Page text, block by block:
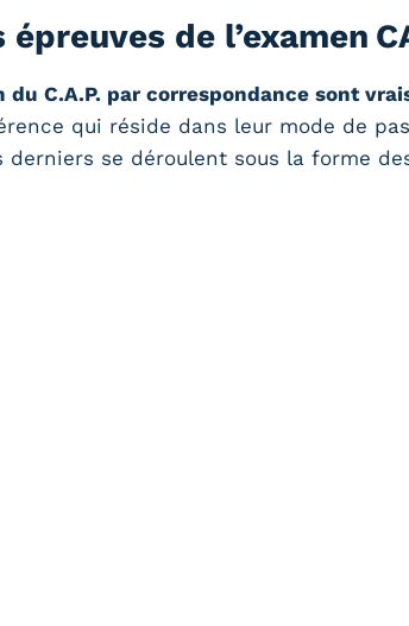
de l’examen
du C.A.P. par correspondance sont
qui réside dans leur mode de
derniers se déroulent sous la forme